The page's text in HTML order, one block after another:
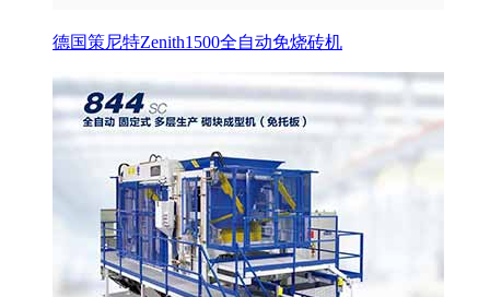
德国策尼特Zenith1500全自动免烧砖机